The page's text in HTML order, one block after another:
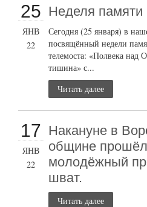
25
ЯНВ
22
Неделя памяти
Сегодня (25 января) в
посвящённый недели
телемоста: «Полвека над
тишина» с...
Читать далее
17
ЯНВ
22
Накануне в
общине прошёл
молодёжный
шват.
Читать далее